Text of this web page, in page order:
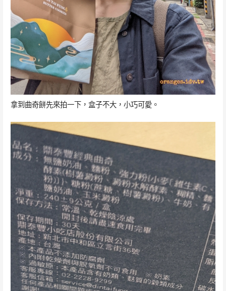
拿到曲奇餅先來拍一下，盒子不大，小巧可愛。